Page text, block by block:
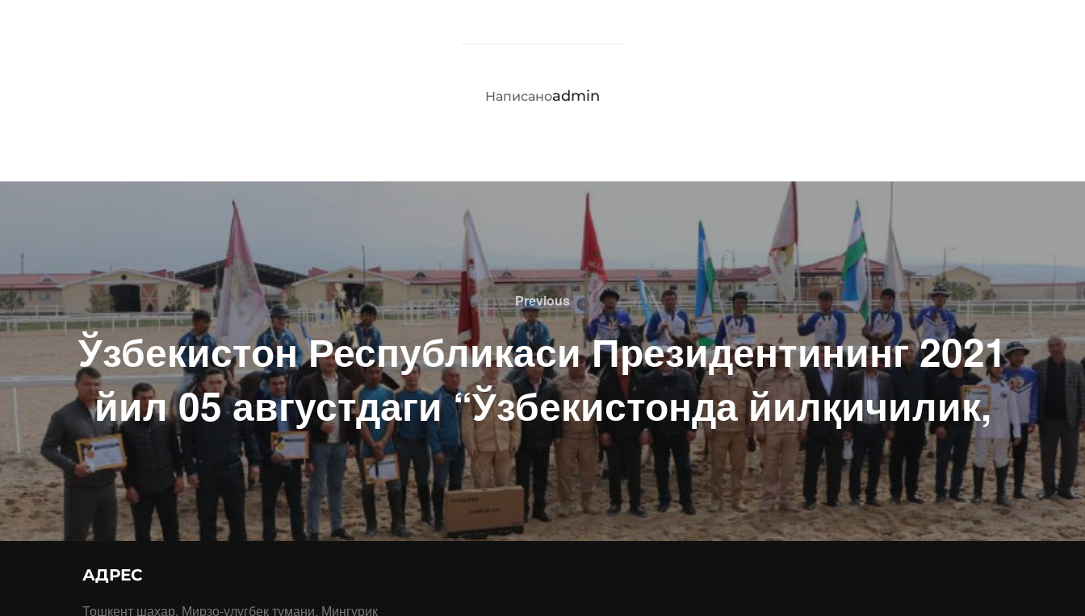
АВТОР ЗАПИСИ
Написаноadmin
записям
Previous
Previous
Ўзбекистон Республикаси Президентининг 2021
йил 05 августдаги “Ўзбекистонда йилқичилик,
АДРЕС
Тошкент шахар, Мирзо-улугбек тумани, Мингурик